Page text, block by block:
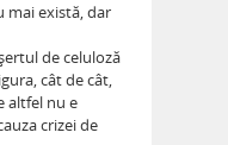
mai există, dar
de celuloză
cât de cât,
altfel nu e
crizei de